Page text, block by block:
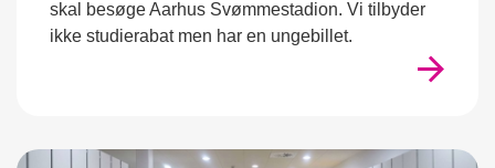
skal besøge Aarhus Svømmestadion. Vi tilbyder
ikke studierabat men har en ungebillet.